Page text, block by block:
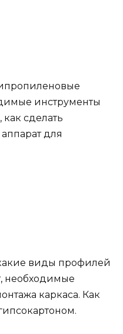
инструменты
сделать
для
виды профилей
необходимые
каркаса. Как